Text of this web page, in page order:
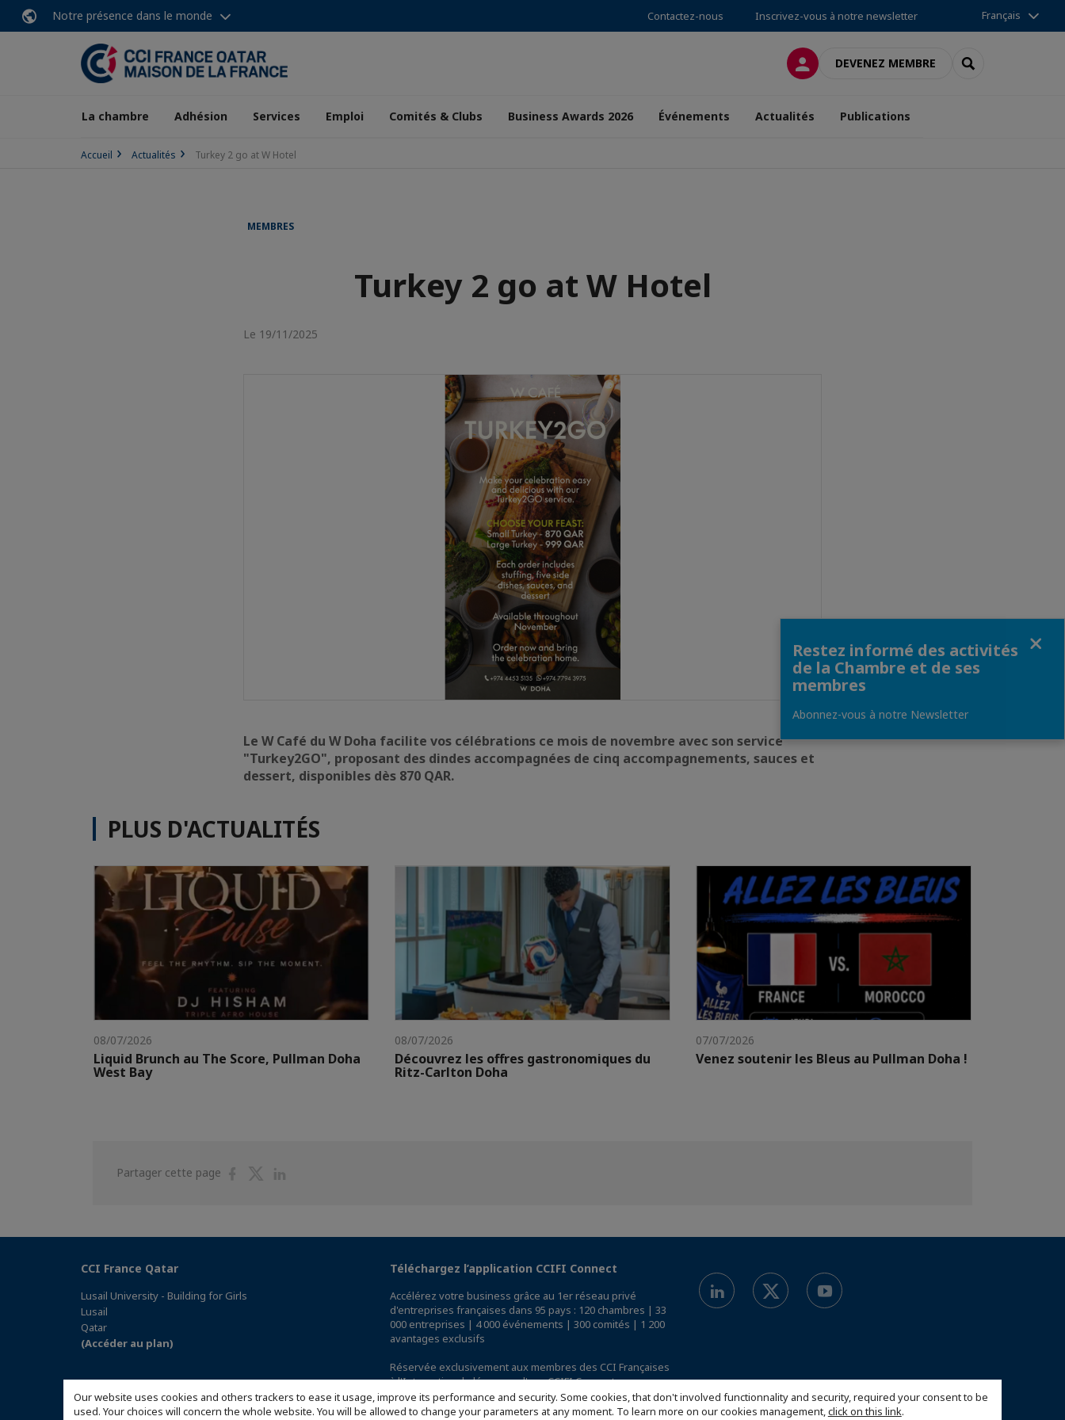
Our website uses cookies and others trackers to ease it usage, improve its performance and security. Some cookies, that don't involved functionnality and security, required your consent to be
used. Your choices will concern the whole website. You will be allowed to change your parameters at any moment. To learn more on our cookies management,click on this link.
Notre présence dans le monde Contactez-nous Inscrivez-vous à notre newsletter Français
CONNEXIONDEVENEZ MEMBRE RECHERCHER
La chambre Adhésion Services Emploi Comités & Clubs Business Awards 2026 Événements Actualités Publications
Accueil Actualités Turkey 2 go at W Hotel
MEMBRES
Turkey 2 go at W Hotel
Le 19/11/2025
Le W Café du W Doha facilite vos célébrations ce mois de novembre avec son service
"Turkey2GO", proposant des dindes accompagnées de cinq accompagnements, sauces et
dessert, disponibles dès 870 QAR.
PLUS D'ACTUALITÉS
08/07/2026
Liquid Brunch au The Score, Pullman Doha
West Bay
08/07/2026
Découvrez les offres gastronomiques du
Ritz-Carlton Doha
07/07/2026
Venez soutenir les Bleus au Pullman Doha !
Partager cette page
PartagerPartager
CCI France Qatar
Lusail University - Building for Girls
Lusail
Qatar
(Accéder au plan)
Téléchargez l’application CCIFI Connect
Accélérez votre business grâce au 1er réseau privé
d'entreprises françaises dans 95 pays : 120 chambres | 33
000 entreprises | 4 000 événements | 300 comités | 1 200
avantages exclusifs
Réservée exclusivement aux membres des CCI Françaises
à l'International,découvrez l'app CCIFI Connect.
Restez informé des activités
de la Chambre et de ses
membres
Abonnez-vous à notre Newsletter